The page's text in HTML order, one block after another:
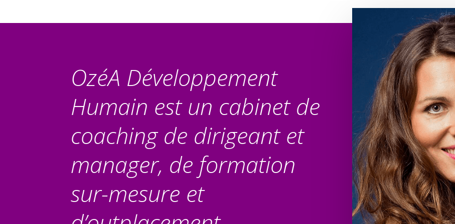
OzéA Développement
Humain est un cabinet de
coaching de dirigeant et
manager, de formation
sur-mesure et